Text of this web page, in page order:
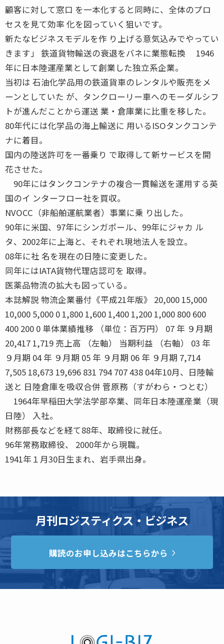
顧客に対して窓口 を一本化すると同時に、全体のプロ
セスを見て効率 化を図っていく狙いです。
新たなビジネスモデルを作 り上げる意気込みでやってい
きます」 鉄道貨物輸送の衰退をバネに業態転換 1946
年に日本陸運産業として創業した独立系企業。
当初は 石油化学品用の鉄道貨車のレンタルや販売をメ
ーンとしていた が、タンクローリー車へのモーダルシフ
トが進んだことから運送 業・倉庫業に比重を移した。
80年代には化学品の海上輸送に 用いるISOタンクコンテ
ナに着目。
国内の陸送許可を一番乗り で取得して新サービスを開
花させた。
90年にはタンクコンテナの複合一貫輸送を運用する英
国のイ ンターフロー社を買収。
NVOCC（非船舶運航業者）事業に乗 り出した。
90年に米国、97年にシンガポール、99年にジャカ ル
タ、2002年に上海と、それぞれ現地法人を設立。
08年に社 名を現在の日陸に変更した。
同年にはIATA貨物代理店認可を 取得。
医薬品物流の拡大も図っている。
本誌解説 物流企業番付《平成21年版》 20,000 15,000
10,000 5,000 0 1,800 1,600 1,400 1,200 1,000 800 600
400 200 0 単体業績推移 （単位：百万円） 07 年 ９月期
20,417 1,719 売上高 （左軸） 当期利益 （右軸） 03 年
９月期 04 年 ９月期 05 年 ９月期 06 年 ９月期 7,714
7,505 18,673 19,696 831 794 707 438 04年10月、日陸輸
送と 日陸倉庫を吸収合併 菅原務（すがわら・つとむ）
1964年早稲田大学法学部卒業、同年日本陸運産業（現
日陸） 入社。
財務部長などを経て88年、取締役に就任。
96年常務取締役、 2000年から現職。
1941年１月30日生まれ、岩手県出身。
月刊ロジスティクス・ビジネス
購読のお申し込みはこちらから